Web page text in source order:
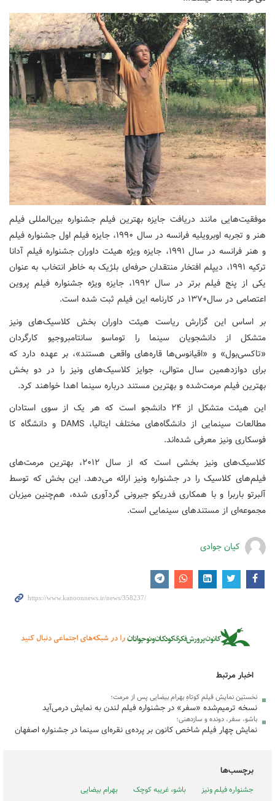
موفقیت‌هایی مانند دریافت جایزه بهترین فیلم جشنواره بین‌المللی فیلم
هنر و تجربه اوبرویلیه فرانسه در سال ۱۹۹۰، جایزه فیلم اول جشنواره فیلم
و هنر فرانسه در سال ۱۹۹۱، جایزه ویژه هیئت داوران جشنواره فیلم آدانا
ترکیه ۱۹۹۱، دیپلم افتخار منتقدان حرفه‌ای بلژیک به خاطر انتخاب به عنوان
یکی از پنج فیلم برتر در سال ۱۹۹۲، جایزه ویژه جشنواره فیلم پروین
اعتصامی در سال۱۳۷۰ در کارنامه این فیلم ثبت شده است.
بر اساس این گزارش ریاست هیئت داوران بخش کلاسیک‌های ونیز
متشکل از دانشجویان سینما را توماسو سانتامبروجیو کارگردان
«تاکسی‌بول» و «اقیانوس‌ها قاره‌های واقعی هستند»، بر عهده دارد که
برای دوازدهمین سال متوالی، جوایز کلاسیک‌های ونیز را در دو بخش
بهترین فیلم مرمت‌شده و بهترین مستند درباره سینما اهدا خواهند کرد.
این هیئت متشکل از ۲۴ دانشجو است که هر یک از سوی استادان
مطالعات سینمایی از دانشگاه‌های مختلف ایتالیا، DAMS و دانشگاه کا
فوسکاری ونیز معرفی شده‌اند.
کلاسیک‌های ونیز بخشی است که از سال ۲۰۱۲، بهترین مرمت‌های
فیلم‌های کلاسیک را در جشنواره ونیز ارائه می‌دهد. این بخش که توسط
آلبرتو باربرا و با همکاری فدریکو جیرونی گردآوری شده، هم‌چنین میزبان
مجموعه‌ای از مستندهای سینمایی است.
کیان جوادی
اخبار مرتبط
نخستین نمایش فیلم کوتاهِ بهرام بیضایی پس از مرمت؛
نسخه ترمیم‌شده «سفر» در جشنواره فیلم لندن به نمایش درمی‌آید
باشو، سفر، دونده و سازدهنی؛
نمایش چهار فیلم شاخص کانون بر پرده‌ی نقره‌ای سینما در جشنواره اصفهان
برچسب‌ها
جشنواره فیلم ونیز باشو، غریبه کوچک
بهرام بیضایی